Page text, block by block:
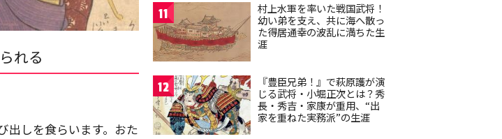
れる
出しを食らいます。おた
11
村上水軍を率いた戦国武将！
幼い弟を支え、共に海へ散っ
た得居通幸の波乱に満ちた生
涯
12
『豊臣兄弟！』で萩原護が演
じる武将・小堀正次とは？秀
長・秀吉・家康が重用、“出
家を重ねた実務派”の生涯